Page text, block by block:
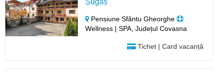
Șugaș
Pensiune Sfântu Gheorghe
Wellness | SPA, Județul Covasna
Tichet | Card vacanță